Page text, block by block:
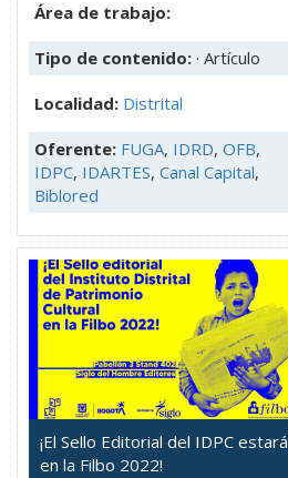
Área de trabajo:
Tipo de contenido: · Artículo
Localidad: Distrital
Oferente: FUGA, IDRD, OFB,
IDPC, IDARTES, Canal Capital,
Biblored
¡El Sello Editorial del IDPC estará
en la Filbo 2022!